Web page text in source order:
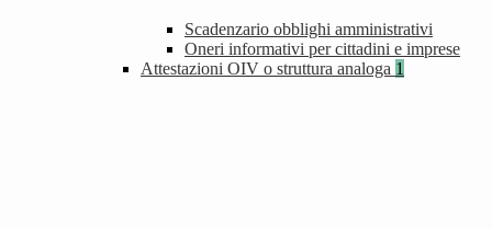
Scadenzario obblighi amministrativi
Oneri informativi per cittadini e imprese
Attestazioni OIV o struttura analoga 1